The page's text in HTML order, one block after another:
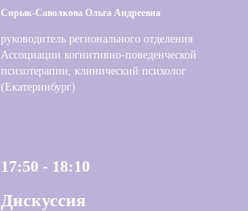
Сирык-Саволкова Ольга Андреевна
руководитель регионального отделения
Ассоциации когнитивно-поведенческой
психотерапии, клинический психолог
(Екатеринбург)
17:50 - 18:10
Дискуссия